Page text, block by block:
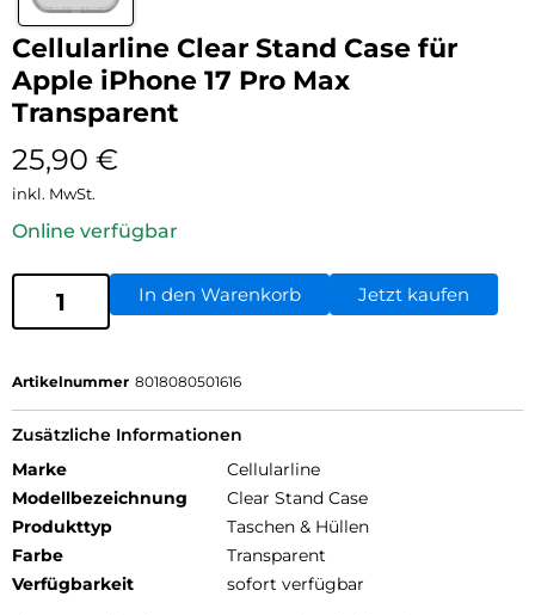
Cellularline Clear Stand Case für
Apple iPhone 17 Pro Max
Transparent
25,90 €
inkl. MwSt.
Online verfügbar
In den Warenkorb Jetzt kaufen
Artikelnummer 8018080501616
Zusätzliche Informationen
Marke
Cellularline
Modellbezeichnung
Clear Stand Case
Produkttyp
Taschen & Hüllen
Farbe
Transparent
Verfügbarkeit
sofort verfügbar